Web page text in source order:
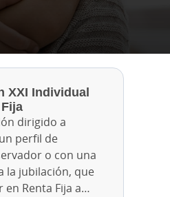
XXI Individual
dirigido a
perfil de
o con una
la jubilación, que
Renta Fija a